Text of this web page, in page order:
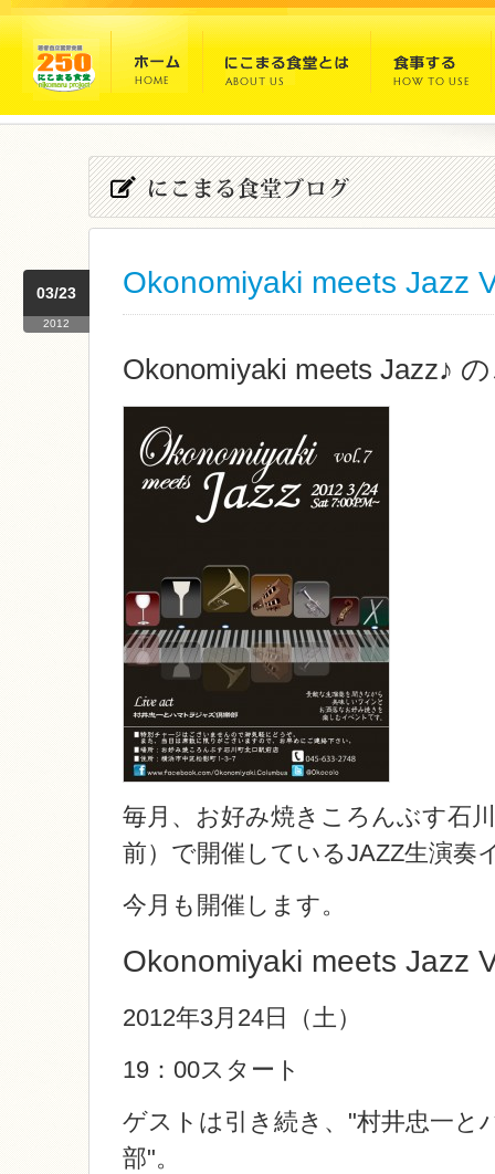
Okonomiyaki meets Jazz
03/23
2012
Okonomiyaki meets Jazz♪
毎月、お好み焼きころんぶす石
前）で開催しているJAZZ生演奏
今月も開催します。
Okonomiyaki meets Jazz
2012年3月24日（土）
19：00スタート
ゲストは引き続き 、 "村井忠一と
部"。